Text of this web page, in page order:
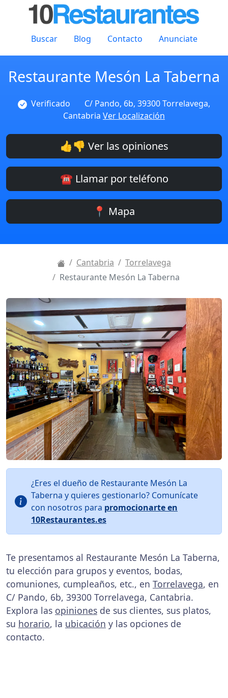
Buscar Blog Contacto Anunciate
Restaurante Mesón La Taberna
Verificado
C/ Pando, 6b, 39300 Torrelavega,
Cantabria Ver Localización
👍👎 Ver las opiniones
☎️ Llamar por teléfono
📍 Mapa
Cantabria
Torrelavega
Restaurante Mesón La Taberna
¿Eres el dueño de Restaurante Mesón La
Taberna y quieres gestionarlo? Comunícate
con nosotros para promocionarte en
10Restaurantes.es
Te presentamos al Restaurante Mesón La Taberna,
tu elección para grupos y eventos, bodas,
comuniones, cumpleaños, etc., en Torrelavega, en
C/ Pando, 6b, 39300 Torrelavega, Cantabria.
Explora las opiniones de sus clientes, sus platos,
su horario, la ubicación y las opciones de
contacto.